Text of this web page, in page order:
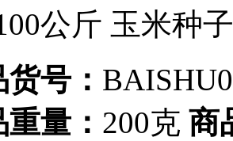
公斤 玉米种
号：
量： 200克 商